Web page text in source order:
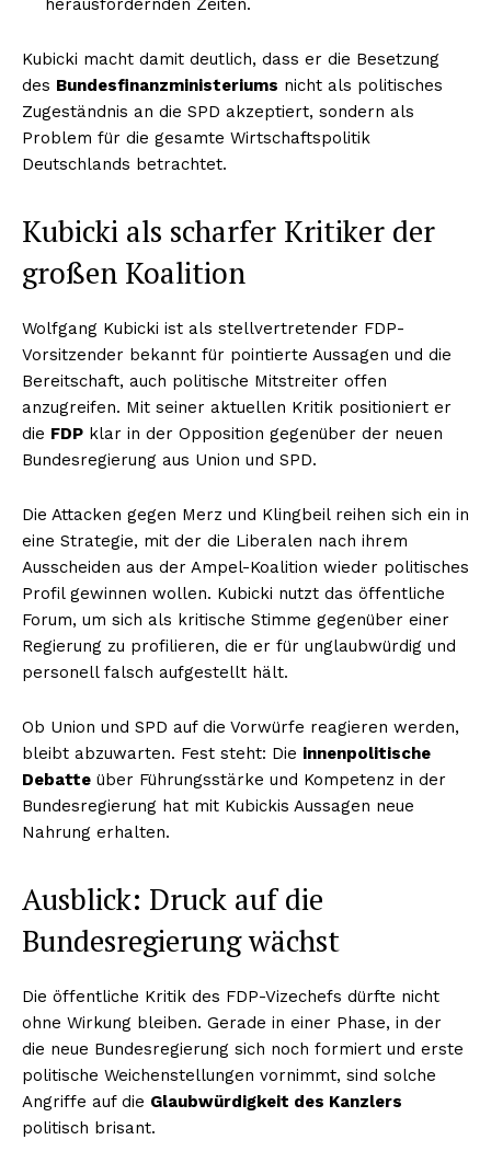
herausfordernden Zeiten.
Kubicki macht damit deutlich, dass er die Besetzung
des Bundesfinanzministeriums nicht als politisches
Zugeständnis an die SPD akzeptiert, sondern als
Problem für die gesamte Wirtschaftspolitik
Deutschlands betrachtet.
Kubicki als scharfer Kritiker der
großen Koalition
Wolfgang Kubicki ist als stellvertretender FDP-
Vorsitzender bekannt für pointierte Aussagen und die
Bereitschaft, auch politische Mitstreiter offen
anzugreifen. Mit seiner aktuellen Kritik positioniert er
die FDP klar in der Opposition gegenüber der neuen
Bundesregierung aus Union und SPD.
Die Attacken gegen Merz und Klingbeil reihen sich ein in
eine Strategie, mit der die Liberalen nach ihrem
Ausscheiden aus der Ampel-Koalition wieder politisches
Profil gewinnen wollen. Kubicki nutzt das öffentliche
Forum, um sich als kritische Stimme gegenüber einer
Regierung zu profilieren, die er für unglaubwürdig und
personell falsch aufgestellt hält.
Ob Union und SPD auf die Vorwürfe reagieren werden,
bleibt abzuwarten. Fest steht: Die innenpolitische
Debatte über Führungsstärke und Kompetenz in der
Bundesregierung hat mit Kubickis Aussagen neue
Nahrung erhalten.
Ausblick: Druck auf die
Bundesregierung wächst
Die öffentliche Kritik des FDP-Vizechefs dürfte nicht
ohne Wirkung bleiben. Gerade in einer Phase, in der
die neue Bundesregierung sich noch formiert und erste
politische Weichenstellungen vornimmt, sind solche
Angriffe auf die Glaubwürdigkeit des Kanzlers
politisch brisant.